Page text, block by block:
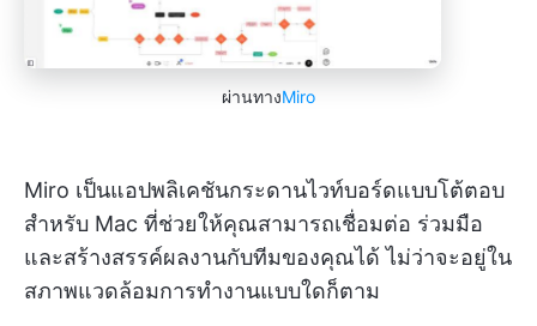
ผ่านทางMiro
Miro เป็นแอปพลิเคชันกระดานไวท์บอร์ดแบบโต้ตอบ
สำหรับ Mac ที่ช่วยให้คุณสามารถเชื่อมต่อ ร่วมมือ
และสร้างสรรค์ผลงานกับทีมของคุณได้ ไม่ว่าจะอยู่ใน
สภาพแวดล้อมการทำงานแบบใดก็ตาม